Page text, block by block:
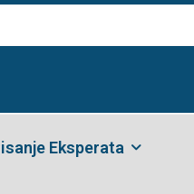
Eksperata